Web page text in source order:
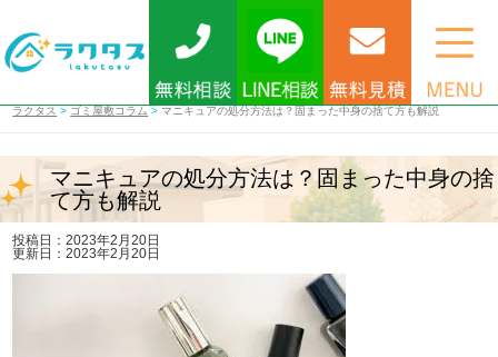
ラクタス > ゴミ屋敷コラム > マニキュアの処分方法は？固まった中身の捨て方も解説
マニキュアの処分方法は？固まった中身の捨
て方も解説
投稿日：2023年2月20日
更新日：2023年2月20日